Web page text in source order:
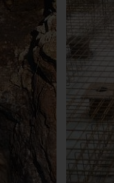
mit
der
Wegen
mm
die